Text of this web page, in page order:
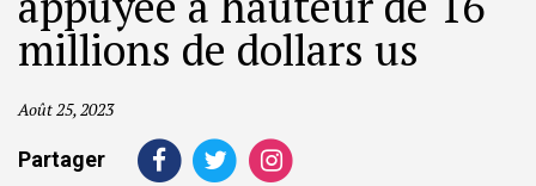
millions de dollars us
Août 25, 2023
Partager